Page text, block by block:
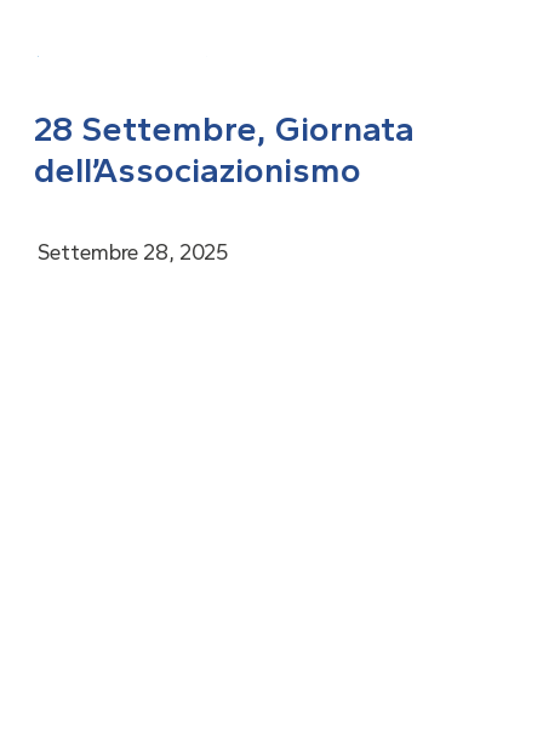
28 Settembre, Giornata
dell’Associazionismo
Settembre 28, 2025